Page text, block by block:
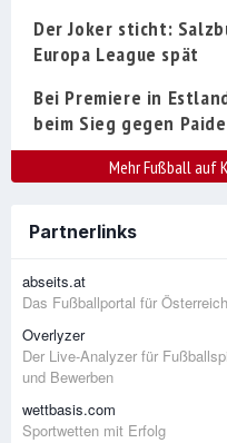
Der Joker sticht:
Europa League spät
Bei Premiere in
beim Sieg gegen Paide
Mehr Fußball auf
Partnerlinks
abseits.at
Das Fußballportal für Österreich
Overlyzer
Der Live-Analyzer für
und Bewerben
wettbasis.com
Sportwetten mit Erfolg